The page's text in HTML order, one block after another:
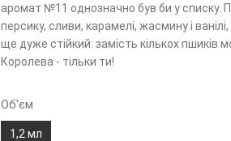
аромат №11 однозначно був би у списку.
персику, сливи, карамелі, жасмину і
ще дуже стійкий: замість кількох
Королева - тільки ти!
Об'єм
1,2 мл